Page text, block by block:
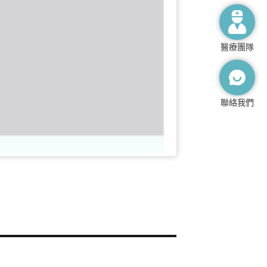
醫療團隊
聯絡我們